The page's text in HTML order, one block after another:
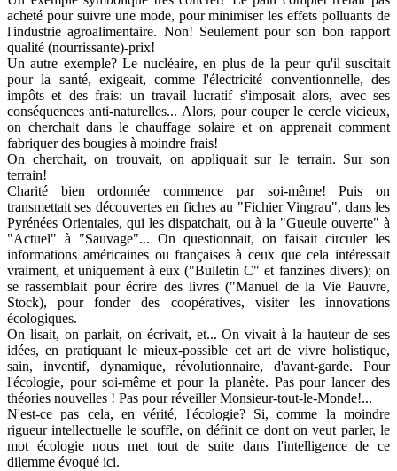
acheté pour suivre une mode, pour minimiser les effets polluants de
l'industrie agroalimentaire. Non! Seulement pour son bon rapport
qualité (nourrissante)-prix!
Un autre exemple? Le nucléaire, en plus de la peur qu'il suscitait
pour la santé, exigeait, comme l'électricité conventionnelle, des
impôts et des frais: un travail lucratif s'imposait alors, avec ses
conséquences anti-naturelles... Alors, pour couper le cercle vicieux,
on cherchait dans le chauffage solaire et on apprenait comment
fabriquer des bougies à moindre frais!
On cherchait, on trouvait, on appliquait sur le terrain. Sur son
terrain!
Charité bien ordonnée commence par soi-même! Puis on
transmettait ses découvertes en fiches au "Fichier Vingrau", dans les
Pyrénées Orientales, qui les dispatchait, ou à la "Gueule ouverte" à
"Actuel" à "Sauvage"... On questionnait, on faisait circuler les
informations américaines ou françaises à ceux que cela intéressait
vraiment, et uniquement à eux ("Bulletin C" et fanzines divers); on
se rassemblait pour écrire des livres ("Manuel de la Vie Pauvre,
Stock), pour fonder des coopératives, visiter les innovations
écologiques.
On lisait, on parlait, on écrivait, et... On vivait à la hauteur de ses
idées, en pratiquant le mieux-possible cet art de vivre holistique,
sain, inventif, dynamique, révolutionnaire, d'avant-garde. Pour
l'écologie, pour soi-même et pour la planète. Pas pour lancer des
théories nouvelles ! Pas pour réveiller Monsieur-tout-le-Monde!...
N'est-ce pas cela, en vérité, l'écologie? Si, comme la moindre
rigueur intellectuelle le souffle, on définit ce dont on veut parler, le
mot écologie nous met tout de suite dans l'intelligence de ce
dilemme évoqué ici.